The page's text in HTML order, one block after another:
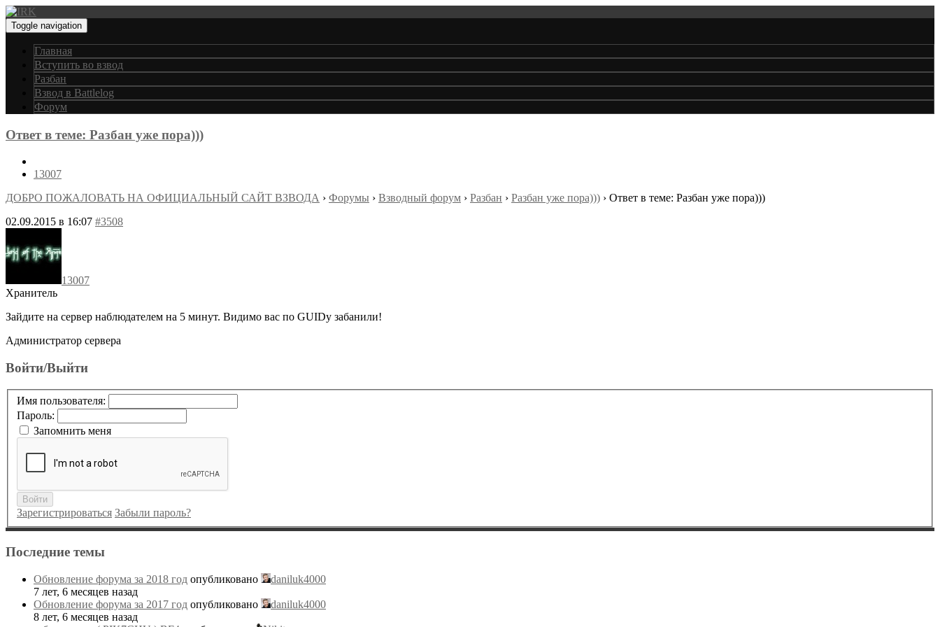
Toggle navigation
Главная
Вступить во взвод
Разбан
Взвод в Battlelog
Форум
Ответ в теме: Разбан уже пора)))
13007
ДОБРО ПОЖАЛОВАТЬ НА ОФИЦИАЛЬНЫЙ САЙТ ВЗВОДА › Форумы › Взводный форум › Разбан › Разбан уже пора))) › Ответ в теме: Разбан уже пора)))
02.09.2015 в 16:07 #3508
13007
Хранитель
Зайдите на сервер наблюдателем на 5 минут. Видимо вас по GUIDy забанили!
Администратор сервера
Войти/Выйти
Имя пользователя:
Пароль:
Запомнить меня
Войти
Зарегистрироваться Забыли пароль?
Последние темы
Обновление форума за 2018 год опубликовано
daniluk4000
7 лет, 6 месяцев назад
Обновление форума за 2017 год опубликовано
daniluk4000
8 лет, 6 месяцев назад